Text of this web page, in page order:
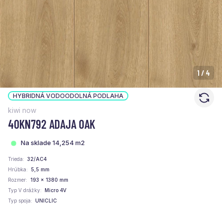
1 / 4
HYBRIDNÁ VODOODOLNÁ PODLAHA
kiwi now
40KN792 ADAJA OAK
Na sklade 14,254 m2
Trieda
32/AC4
Hrúbka
5,5 mm
Rozmer
193 x 1380 mm
Typ V drážky
Micro 4V
Typ spoja
UNICLIC